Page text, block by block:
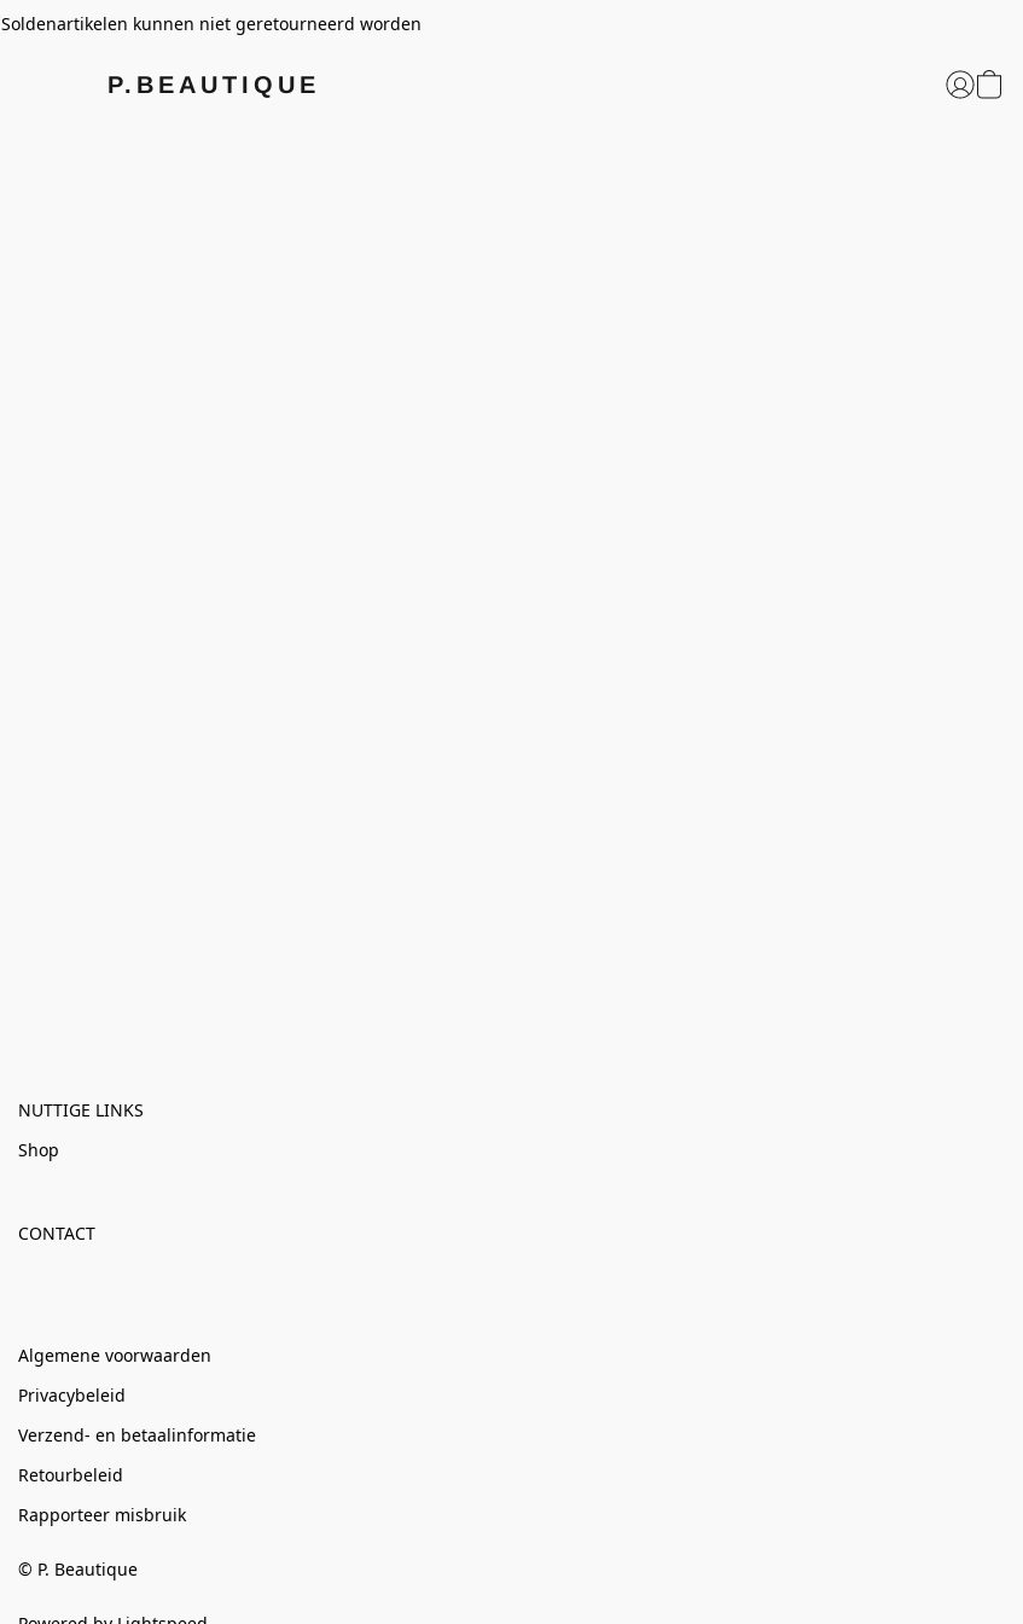
Soldenartikelen kunnen niet geretourneerd worden
P.BEAUTIQUE
NUTTIGE LINKS
Shop
CONTACT
Algemene voorwaarden
Privacybeleid
Verzend- en betaalinformatie
Retourbeleid
Rapporteer misbruik
© P. Beautique